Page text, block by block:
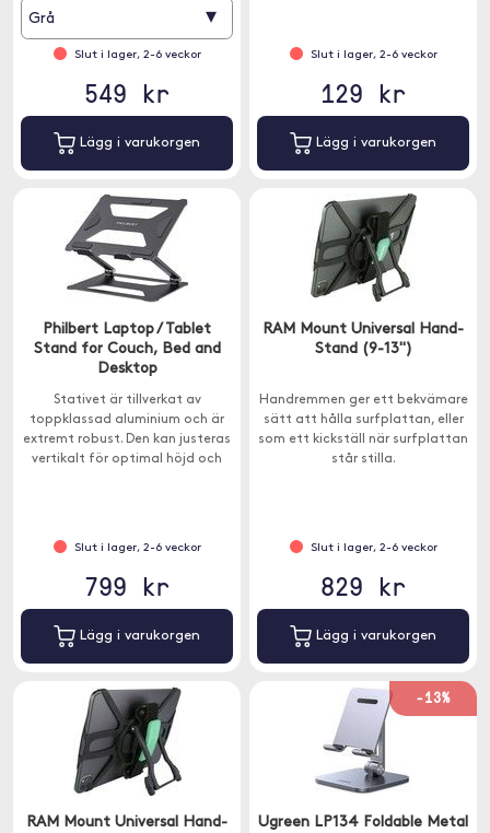
Grå ▾
Slut i lager, 2-6 veckor
549 kr
Lägg i varukorgen
Slut i lager, 2-6 veckor
129 kr
Lägg i varukorgen
Philbert Laptop / Tablet
Stand for Couch, Bed and
Desktop
Stativet är tillverkat av
toppklassad aluminium och är
extremt robust. Den kan justeras
vertikalt för optimal höjd och
Slut i lager, 2-6 veckor
799 kr
Lägg i varukorgen
RAM Mount Universal Hand-
Stand (9-13")
Handremmen ger ett bekvämare
sätt att hålla surfplattan, eller
som ett kickställ när surfplattan
står stilla.
Slut i lager, 2-6 veckor
829 kr
Lägg i varukorgen
RAM Mount Universal Hand-
-13%
Ugreen LP134 Foldable Metal